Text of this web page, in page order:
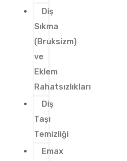
Diş
Sıkma
(Bruksizm)
ve
Eklem
Rahatsızlıkları
Diş
Taşı
Temizliği
Emax